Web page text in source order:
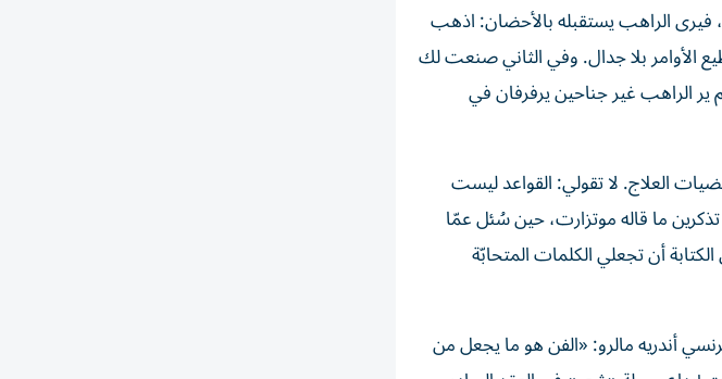
فيرى الراهب يستقبله بالأحضان: اذهب
الأوامر بلا جدال. وفي الثاني صنعت لك
الراهب غير جناحين يرفرفان في
العلاج. لا تقولي: القواعد ليست
ما قاله موتزارت، حين سُئل عمّا
أن تجعلي الكلمات المتحابّة
أندريه مالرو: «الفن هو ما يجعل من